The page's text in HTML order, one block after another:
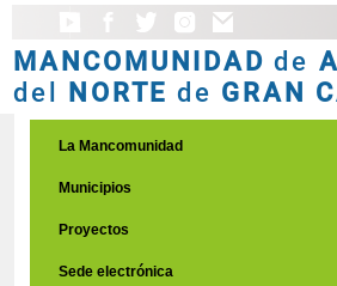
MANCOMUNIDAD de
del NORTE de GRAN
La Mancomunidad
Municipios
Proyectos
Sede electrónica